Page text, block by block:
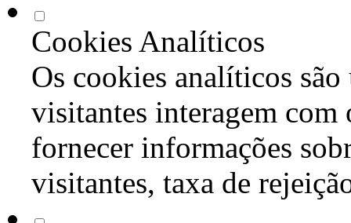
Cookies Analíticos
Os cookies analíticos são
visitantes interagem com
fornecer informações
visitantes, taxa de